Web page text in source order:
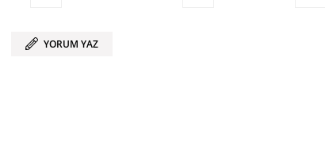
YORUM YAZ